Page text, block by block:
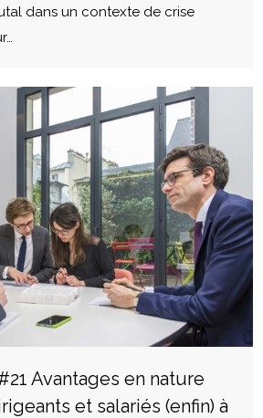
dans un contexte de crise
Avantages en nature
et salariés (enfin) à